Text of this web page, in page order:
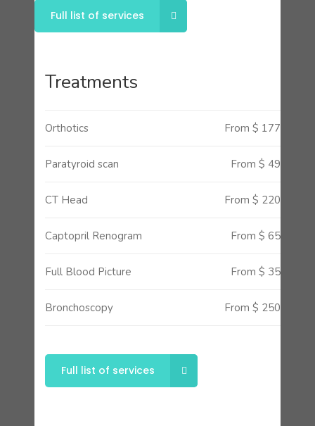
Full list of services
Treatments
Orthotics From $ 177
Paratyroid scan From $ 49
CT Head From $ 220
Captopril Renogram From $ 65
Full Blood Picture From $ 35
Bronchoscopy From $ 250
Full list of services